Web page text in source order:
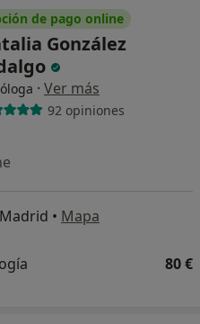
de pago online
González
· Ver más
92 opiniones
• Mapa
80 €